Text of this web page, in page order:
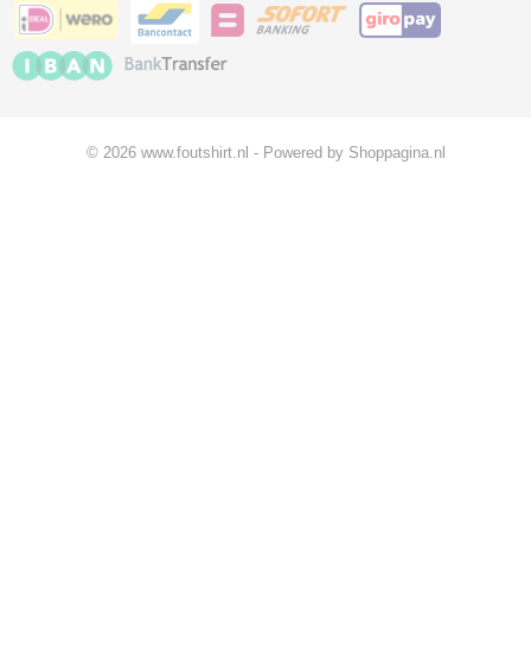
© 2026 www.foutshirt.nl - Powered by Shoppagina.nl